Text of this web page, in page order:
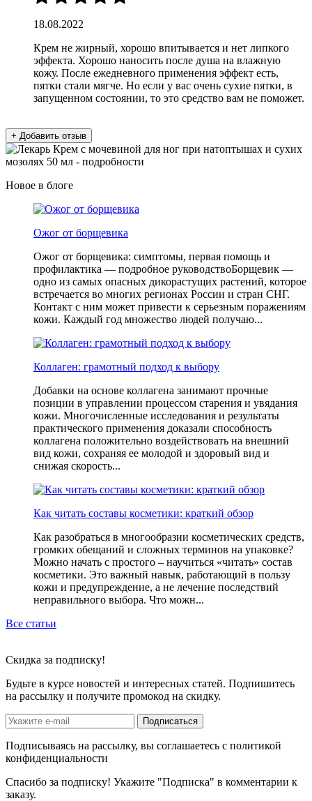
18.08.2022
Крем не жирный, хорошо впитывается и нет липкого
эффекта. Хорошо наносить после душа на влажную
кожу. После ежедневного применения эффект есть,
пятки стали мягче. Но если у вас очень сухие пятки, в
запущенном состоянии, то это средство вам не поможет.
+ Добавить отзыв
Новое в блоге
Ожог от борщевика
Ожог от борщевика: симптомы, первая помощь и
профилактика — подробное руководствоБорщевик —
одно из самых опасных дикорастущих растений, которое
встречается во многих регионах России и стран СНГ.
Контакт с ним может привести к серьезным поражениям
кожи. Каждый год множество людей получаю...
Коллаген: грамотный подход к выбору
Добавки на основе коллагена занимают прочные
позиции в управлении процессом старения и увядания
кожи. Многочисленные исследования и результаты
практического применения доказали способность
коллагена положительно воздействовать на внешний
вид кожи, сохраняя ее молодой и здоровый вид и
снижая скорость...
Как читать составы косметики: краткий обзор
Как разобраться в многообразии косметических средств,
громких обещаний и сложных терминов на упаковке?
Можно начать с простого – научиться «читать» состав
косметики. Это важный навык, работающий в пользу
кожи и предупреждение, а не лечение последствий
неправильного выбора. Что можн...
Все статьи
Скидка за подписку!
Будьте в курсе новостей и интересных статей. Подпишитесь
на рассылку и получите промокод на скидку.
Подписаться
Подписываясь на рассылку, вы соглашаетесь с политикой
конфиденциальности
Спасибо за подписку! Укажите "Подписка" в комментарии к
заказу.